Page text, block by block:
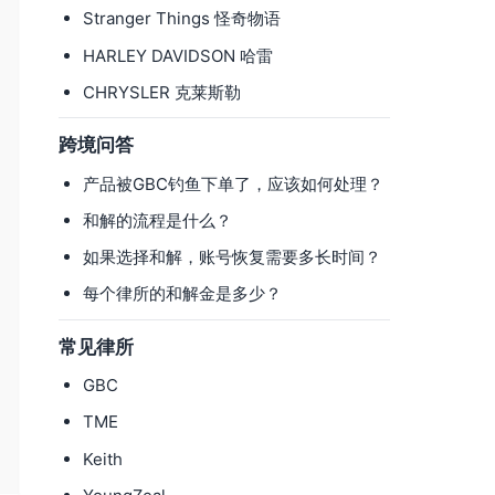
Stranger Things 怪奇物语
HARLEY DAVIDSON 哈雷
CHRYSLER 克莱斯勒
跨境问答
产品被GBC钓鱼下单了，应该如何处理？
和解的流程是什么？
如果选择和解，账号恢复需要多长时间？
每个律所的和解金是多少？
常见律所
GBC
TME
Keith